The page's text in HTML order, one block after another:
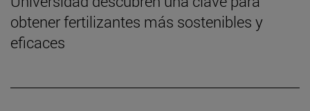
obtener fertilizantes más sostenibles y
eficaces